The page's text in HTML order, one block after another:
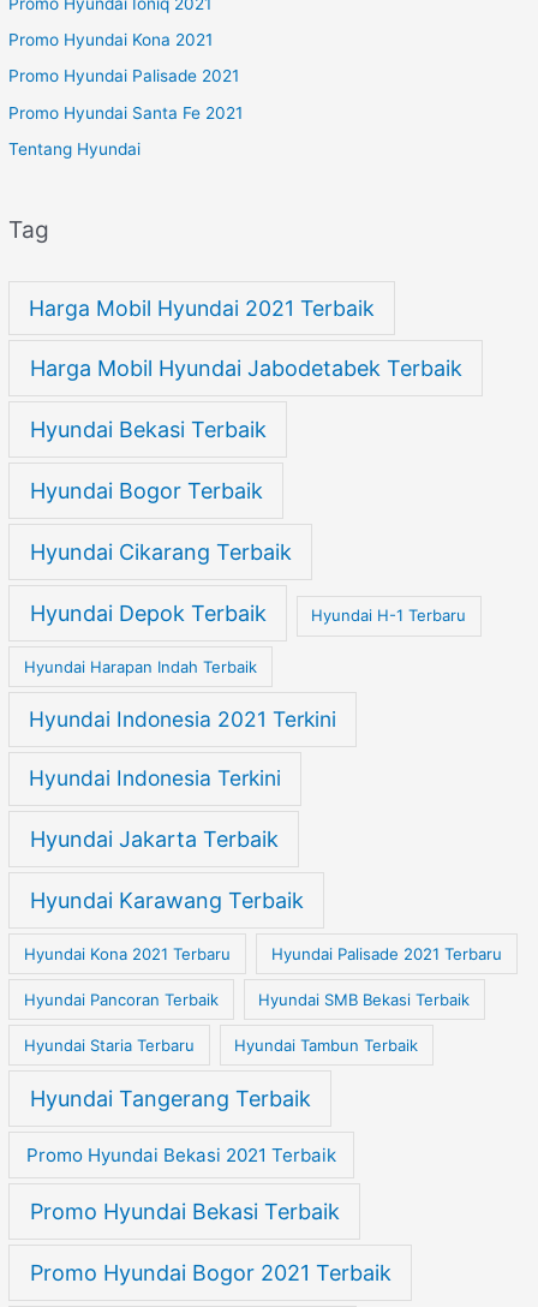
Promo Hyundai Kona 2021
Promo Hyundai Palisade 2021
Promo Hyundai Santa Fe 2021
Tentang Hyundai
Tag
Harga Mobil Hyundai 2021 Terbaik
Harga Mobil Hyundai Jabodetabek Terbaik
Hyundai Bekasi Terbaik
Hyundai Bogor Terbaik
Hyundai Cikarang Terbaik
Hyundai Depok Terbaik Hyundai H-1 Terbaru
Hyundai Harapan Indah Terbaik
Hyundai Indonesia 2021 Terkini
Hyundai Indonesia Terkini
Hyundai Jakarta Terbaik
Hyundai Karawang Terbaik
Hyundai Kona 2021 Terbaru Hyundai Palisade 2021 Terbaru
Hyundai Pancoran Terbaik Hyundai SMB Bekasi Terbaik
Hyundai Staria Terbaru Hyundai Tambun Terbaik
Hyundai Tangerang Terbaik
Promo Hyundai Bekasi 2021 Terbaik
Promo Hyundai Bekasi Terbaik
Promo Hyundai Bogor 2021 Terbaik